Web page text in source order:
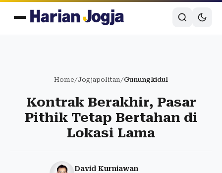
Home/Jogjapolitan/Gunungkidul
Kontrak Berakhir, Pasar
Pithik Tetap Bertahan di
Lokasi Lama
David Kurniawan